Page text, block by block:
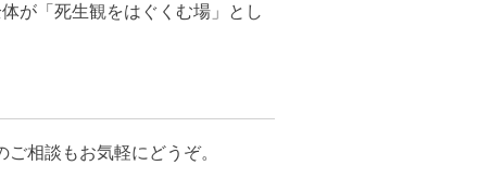
が「死生観をはぐくむ場」とし
相談もお気軽にどうぞ。